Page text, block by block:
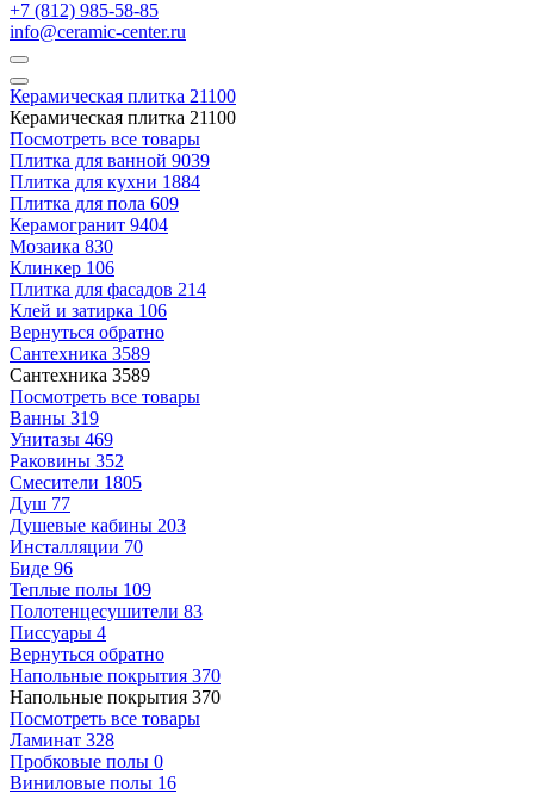
+7 (812) 985-58-85
info@ceramic-center.ru
Керамическая плитка 21100
Керамическая плитка 21100
Посмотреть все товары
Плитка для ванной 9039
Плитка для кухни 1884
Плитка для пола 609
Керамогранит 9404
Мозаика 830
Клинкер 106
Плитка для фасадов 214
Клей и затирка 106
Вернуться обратно
Сантехника 3589
Сантехника 3589
Посмотреть все товары
Ванны 319
Унитазы 469
Раковины 352
Смесители 1805
Душ 77
Душевые кабины 203
Инсталляции 70
Биде 96
Теплые полы 109
Полотенцесушители 83
Писсуары 4
Вернуться обратно
Напольные покрытия 370
Напольные покрытия 370
Посмотреть все товары
Ламинат 328
Пробковые полы 0
Виниловые полы 16